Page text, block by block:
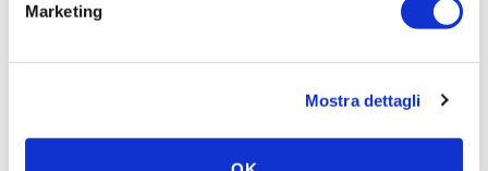
Marketing
Mostra dettagli
che il cavallo non defeca per troppo tempo. Un cavallo sano
stitichezza è accompagnata da dolore e il cavallo mostra
portare a questo tipo di stitichezza. Se l'uscita dello stomaco
verso l'intestino tenue è bloccata, si verifica un disturbo dello